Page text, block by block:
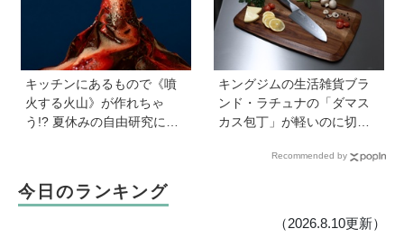
キッチンにあるもので《噴
火する火山》が作れちゃ
う!? 夏休みの自由研究にも
キングジムの生活雑貨ブラ
ンド・ラチュナの「ダマス
カス包丁」が軽いのに切れ
スから卒業【プレゼントあ
Recommended by
今日のランキング
（2026.8.10更新）